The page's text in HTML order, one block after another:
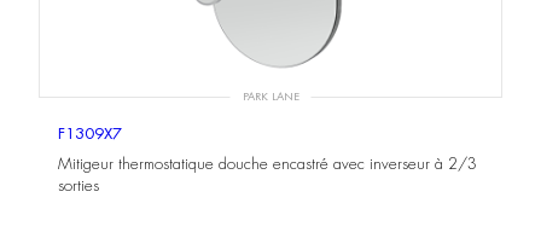
PARK LANE
F1309X7
Mitigeur thermostatique douche encastré avec inverseur à 2/3
sorties